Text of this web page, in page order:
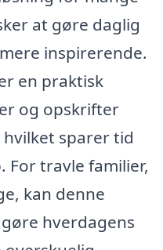
at gøre daglig
inspirerende.
en praktisk
og opskrifter
sparer tid
For travle familier,
kan denne
hverdagens